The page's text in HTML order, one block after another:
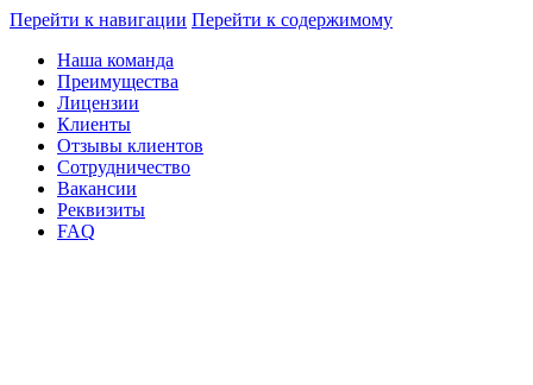
Перейти к навигации Перейти к содержимому
Наша команда
Преимущества
Лицензии
Клиенты
Отзывы клиентов
Сотрудничество
Вакансии
Реквизиты
FAQ